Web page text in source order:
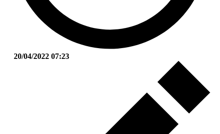
20/04/2022 07:23